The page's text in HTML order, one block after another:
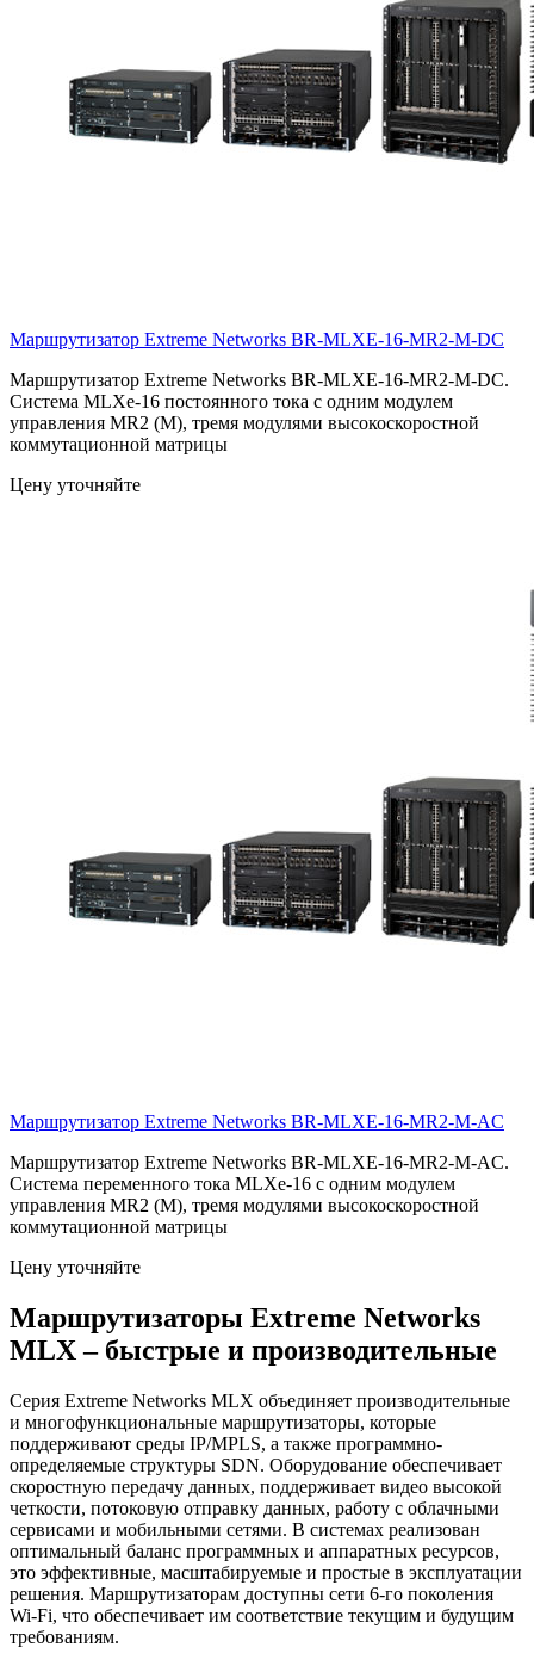
Маршрутизатор Extreme Networks BR-MLXE-16-MR2-M-DC
Маршрутизатор Extreme Networks BR-MLXE-16-MR2-M-DC.
Система MLXe-16 постоянного тока с одним модулем
управления MR2 (M), тремя модулями высокоскоростной
коммутационной матрицы
Цену уточняйте
Маршрутизатор Extreme Networks BR-MLXE-16-MR2-M-AC
Маршрутизатор Extreme Networks BR-MLXE-16-MR2-M-AC.
Система переменного тока MLXe-16 с одним модулем
управления MR2 (M), тремя модулями высокоскоростной
коммутационной матрицы
Цену уточняйте
Маршрутизаторы Extreme Networks
MLX – быстрые и производительные
Серия Extreme Networks MLX объединяет производительные
и многофункциональные маршрутизаторы, которые
поддерживают среды IP/MPLS, а также программно-
определяемые структуры SDN. Оборудование обеспечивает
скоростную передачу данных, поддерживает видео высокой
четкости, потоковую отправку данных, работу с облачными
сервисами и мобильными сетями. В системах реализован
оптимальный баланс программных и аппаратных ресурсов,
это эффективные, масштабируемые и простые в эксплуатации
решения. Маршрутизаторам доступны сети 6-го поколения
Wi-Fi, что обеспечивает им соответствие текущим и будущим
требованиям.